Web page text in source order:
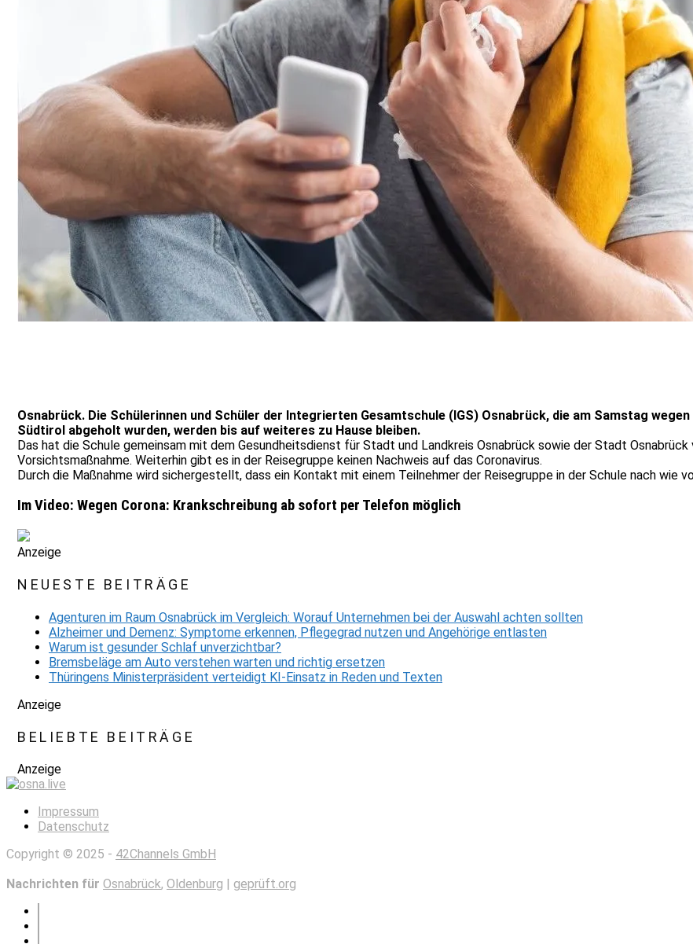
Osnabrück. Die Schülerinnen und Schüler der Integrierten Gesamtschule (IGS) Osnabrück, die am Samstag
Südtirol abgeholt wurden, werden bis auf weiteres zu Hause bleiben.
Das hat die Schule gemeinsam mit dem Gesundheitsdienst für Stadt und Landkreis Osnabrück sowie der Stadt
Vorsichtsmaßnahme. Weiterhin gibt es in der Reisegruppe keinen Nachweis auf das Coronavirus.
Durch die Maßnahme wird sichergestellt, dass ein Kontakt mit einem Teilnehmer der Reisegruppe in der Schule nach wie
Im Video: Wegen Corona: Krankschreibung ab sofort per Telefon möglich
Anzeige
NEUESTE BEITRÄGE
Agenturen im Raum Osnabrück im Vergleich: Worauf Unternehmen bei der Auswahl achten sollten
Alzheimer und Demenz: Symptome erkennen, Pflegegrad nutzen und Angehörige entlasten
Warum ist gesunder Schlaf unverzichtbar?
Bremsbeläge am Auto verstehen warten und richtig ersetzen
Thüringens Ministerpräsident verteidigt KI-Einsatz in Reden und Texten
Anzeige
BELIEBTE BEITRÄGE
Anzeige
Impressum
Datenschutz
Copyright © 2025 - 42Channels GmbH
Nachrichten für Osnabrück, Oldenburg | geprüft.org